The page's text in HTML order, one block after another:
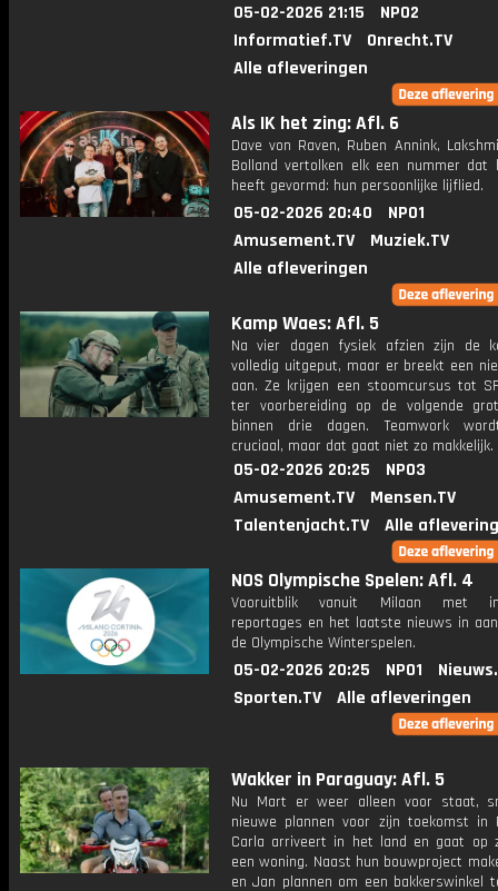
05-02-2026 21:15
NPO2
Informatief.TV
Onrecht.TV
Alle afleveringen
Als IK het zing: Afl. 6
Dave von Raven, Ruben Annink,
Bolland vertolken elk een nummer dat
heeft gevormd: hun persoonlijke lijflied.
05-02-2026 20:40
NPO1
Amusement.TV
Muziek.TV
Alle afleveringen
Kamp Waes: Afl. 5
Na vier dagen fysiek afzien zijn de
volledig uitgeput, maar er breekt een
aan. Ze krijgen een stoomcursus tot
ter voorbereiding op de volgende
binnen drie dagen. Teamwork
cruciaal, maar dat gaat niet zo makkelijk.
05-02-2026 20:25
NPO3
Amusement.TV
Mensen.TV
Talentenjacht.TV
Alle
NOS Olympische Spelen: Afl. 4
Vooruitblik vanuit Milaan met
reportages en het laatste nieuws in
de Olympische Winterspelen.
05-02-2026 20:25 NPO1
Sporten.TV
Alle afleveringen
Wakker in Paraguay: Afl. 5
Nu Mart er weer alleen voor staat,
nieuwe plannen voor zijn toekomst in
Carla arriveert in het land en gaat op
een woning. Naast hun bouwproject
en Jan plannen om een bakkerswinkel